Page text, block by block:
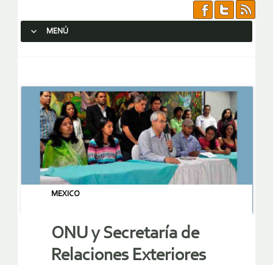
MENÚ
MEXICO
ONU y Secretaría de
Relaciones Exteriores